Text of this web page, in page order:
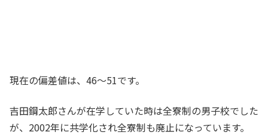
現在の偏差値は、46～51です。
吉田鋼太郎さんが在学していた時は全寮制の男子校でした
が、2002年に共学化され全寮制も廃止になっています。